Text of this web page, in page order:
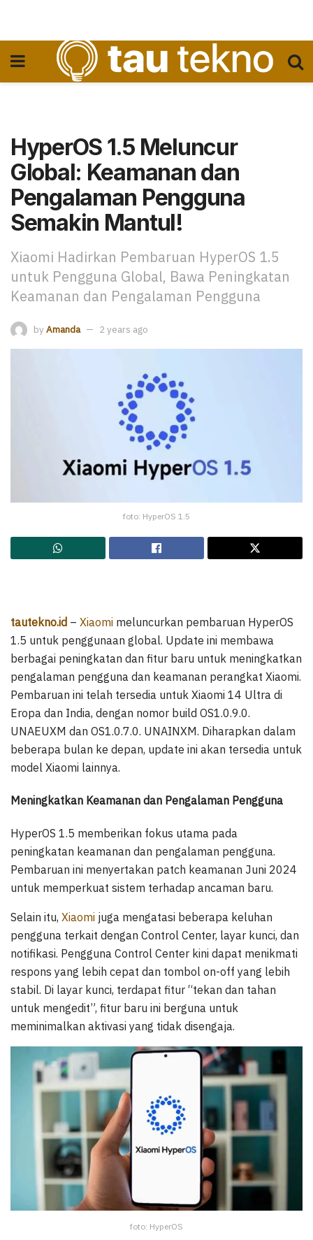
HyperOS 1.5 Meluncur
Global: Keamanan dan
Pengalaman Pengguna
Semakin Mantul!
Xiaomi Hadirkan Pembaruan HyperOS 1.5
untuk Pengguna Global, Bawa Peningkatan
Keamanan dan Pengalaman Pengguna
by Amanda 2 years ago
foto: HyperOS 1.5
tautekno.id – Xiaomi meluncurkan pembaruan HyperOS
1.5 untuk penggunaan global. Update ini membawa
berbagai peningkatan dan fitur baru untuk meningkatkan
pengalaman pengguna dan keamanan perangkat Xiaomi.
Pembaruan ini telah tersedia untuk Xiaomi 14 Ultra di
Eropa dan India, dengan nomor build OS1.0.9.0.
UNAEUXM dan OS1.0.7.0. UNAINXM. Diharapkan dalam
beberapa bulan ke depan, update ini akan tersedia untuk
model Xiaomi lainnya.
Meningkatkan Keamanan dan Pengalaman Pengguna
HyperOS 1.5 memberikan fokus utama pada
peningkatan keamanan dan pengalaman pengguna.
Pembaruan ini menyertakan patch keamanan Juni 2024
untuk memperkuat sistem terhadap ancaman baru.
Selain itu, Xiaomi juga mengatasi beberapa keluhan
pengguna terkait dengan Control Center, layar kunci, dan
notifikasi. Pengguna Control Center kini dapat menikmati
respons yang lebih cepat dan tombol on-off yang lebih
stabil. Di layar kunci, terdapat fitur “tekan dan tahan
untuk mengedit”, fitur baru ini berguna untuk
meminimalkan aktivasi yang tidak disengaja.
foto: HyperOS